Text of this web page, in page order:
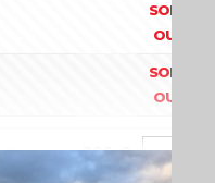
SOLD
OUT
SOLD
OUT
55 389€